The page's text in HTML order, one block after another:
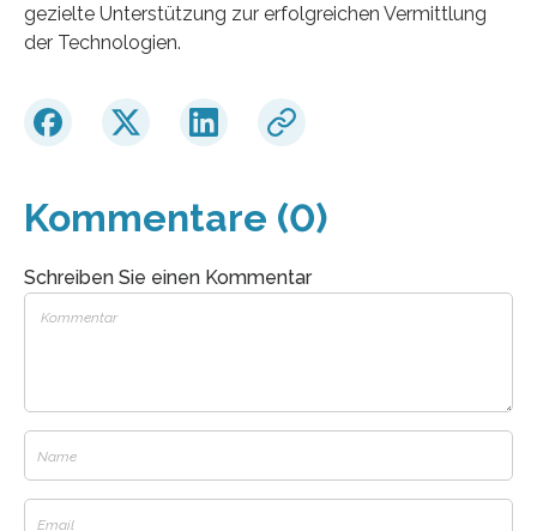
gezielte Unterstützung zur erfolgreichen Vermittlung
der Technologien.
Kommentare (0)
Schreiben Sie einen Kommentar